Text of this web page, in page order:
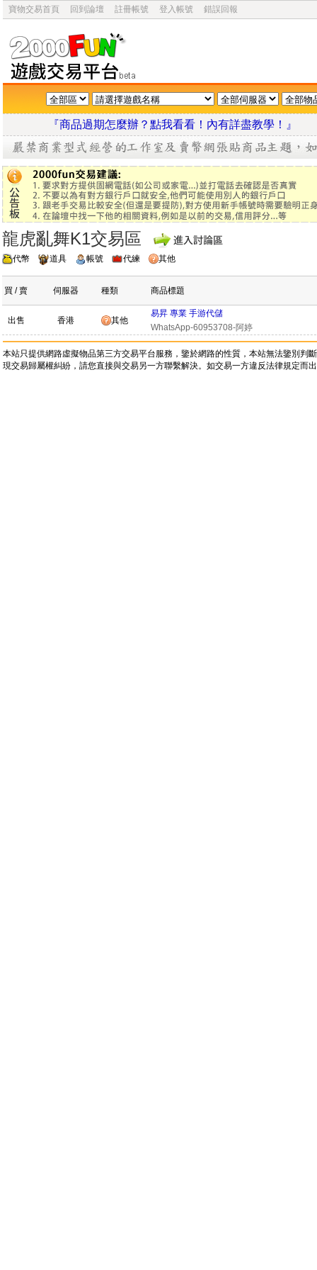
寶物交易首頁 回到論壇 註冊帳號 登入帳號 錯誤回報
『商品過期怎麼辦？點我看看！內有詳盡教學
龍虎亂舞K1交易區
代幣 道具 帳號 代練 其他
買 / 賣 伺服器 種類 商品標題
出售 香港 其他
易昇 專業 手游代儲
WhatsApp-60953708-阿婷
本站只提供網路虛擬物品第三方交易平台服務，鑒於網路的性質，本站無法鑒別
現交易歸屬權糾紛，請您直接與交易另一方聯繫解決。如交易一方違反法律規定